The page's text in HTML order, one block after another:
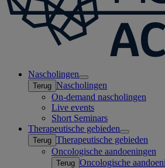
Nascholingen
Open
submenu
Terug Nascholingen
On-demand nascholingen
Live events
Short Seminars
Therapeutische gebieden
Open
submenu
Terug Therapeutische gebieden
Oncologische aandoeningen
Terug Oncologische